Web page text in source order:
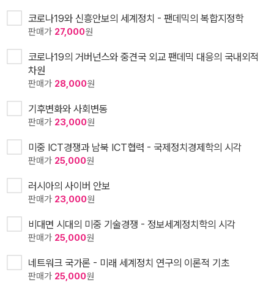
코로나19와 신흥안보의 세계정치 - 팬데믹의 복합지정학
판매가 27,000원
코로나19의 거버넌스와 중견국 외교 팬데믹 대응의 국내외적
차원
판매가 28,000원
기후변화와 사회변동
판매가 23,000원
미중 ICT경쟁과 남북 ICT협력 - 국제정치경제학의 시각
판매가 25,000원
러시아의 사이버 안보
판매가 23,000원
비대면 시대의 미중 기술경쟁 - 정보세계정치학의 시각
판매가 25,000원
네트워크 국가론 - 미래 세계정치 연구의 이론적 기초
판매가 25,000원